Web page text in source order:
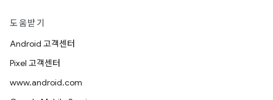
도움받기
Android 고객센터
Pixel 고객센터
www.android.com